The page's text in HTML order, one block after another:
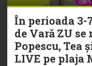
În perioada
de Vară ZU
Popescu, Tea
LIVE pe plaja